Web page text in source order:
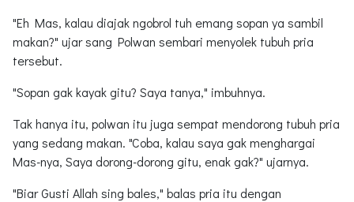
"Eh Mas, kalau diajak ngobrol tuh emang sopan ya sambil
makan?" ujar sang Polwan sembari menyolek tubuh pria
tersebut.
"Sopan gak kayak gitu? Saya tanya," imbuhnya.
Tak hanya itu, polwan itu juga sempat mendorong tubuh pria
yang sedang makan. "Coba, kalau saya gak menghargai
Mas-nya, Saya dorong-dorong gitu, enak gak?" ujarnya.
"Biar Gusti Allah sing bales," balas pria itu dengan